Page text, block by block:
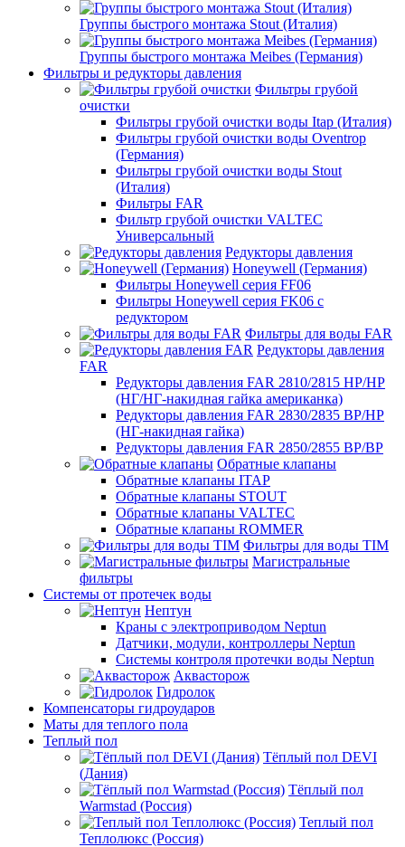
Группы быстрого монтажа Stout (Италия)
Группы быстрого монтажа Meibes (Германия)
Фильтры и редукторы давления
Фильтры грубой
очистки
Фильтры грубой очистки воды Itap (Италия)
Фильтры грубой очистки воды Oventrop
(Германия)
Фильтры грубой очистки воды Stout
(Италия)
Фильтры FAR
Фильтр грубой очистки VALTEC
Универсальный
Редукторы давления
Honeywell (Германия)
Фильтры Honeywell серия FF06
Фильтры Honeywell серия FK06 с
редуктором
Фильтры для воды FAR
Редукторы давления
FAR
Редукторы давления FAR 2810/2815 НР/НР
(НГ/НГ-накидная гайка американка)
Редукторы давления FAR 2830/2835 ВР/НР
(НГ-накидная гайка)
Редукторы давления FAR 2850/2855 ВР/ВР
Обратные клапаны
Обратные клапаны ITAP
Обратные клапаны STOUT
Обратные клапаны VALTEC
Обратные клапаны ROMMER
Фильтры для воды TIM
Магистральные
фильтры
Системы от протечек воды
Нептун
Краны с электроприводом Neptun
Датчики, модули, контроллеры Neptun
Системы контроля протечки воды Neptun
Аквасторож
Гидролок
Компенсаторы гидроударов
Маты для теплого пола
Теплый пол
Тёплый пол DEVI
(Дания)
Тёплый пол
Warmstad (Россия)
Теплый пол
Теплолюкс (Россия)